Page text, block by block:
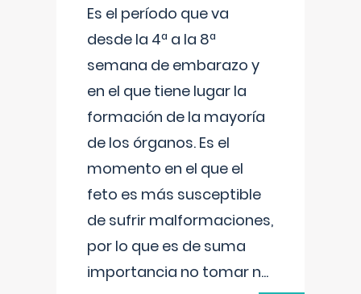
Es el período que va
desde la 4ª a la 8ª
semana de embarazo y
en el que tiene lugar la
formación de la mayoría
de los órganos. Es el
momento en el que el
feto es más susceptible
de sufrir malformaciones,
por lo que es de suma
importancia no tomar n...